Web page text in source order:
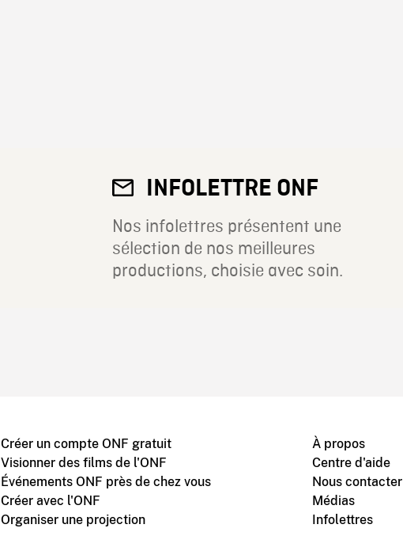
INFOLETTRE ONF
Nos infolettres présentent une
sélection de nos meilleures
productions, choisie avec soin.
Créer un compte ONF gratuit
Visionner des films de l'ONF
Événements ONF près de chez vous
Créer avec l'ONF
Organiser une projection
À propos
Centre d'aide
Nous contacter
Médias
Infolettres